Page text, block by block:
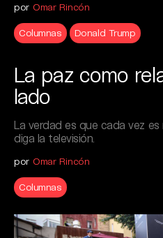
por Omar Rincón
Columnas Donald Trump
La paz como
lado
La verdad es que cada vez
diga la televisión.
por Omar Rincón
Columnas